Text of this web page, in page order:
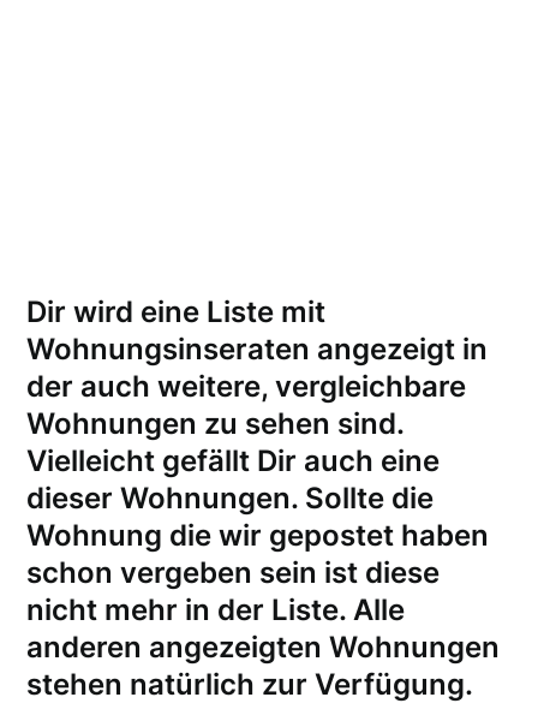
Dir wird eine Liste mit
Wohnungsinseraten angezeigt in
der auch weitere, vergleichbare
Wohnungen zu sehen sind.
Vielleicht gefällt Dir auch eine
dieser Wohnungen. Sollte die
Wohnung die wir gepostet haben
schon vergeben sein ist diese
nicht mehr in der Liste. Alle
anderen angezeigten Wohnungen
stehen natürlich zur Verfügung.